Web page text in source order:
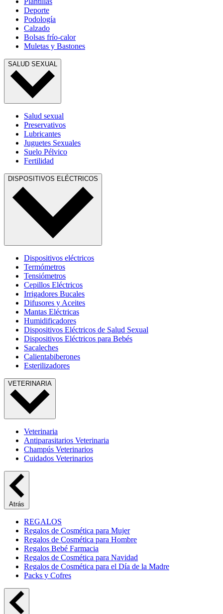
Deporte
Podología
Calzado
Bolsas frío-calor
Muletas y Bastones
SALUD SEXUAL
Salud sexual
Preservativos
Lubricantes
Juguetes Sexuales
Suelo Pélvico
Fertilidad
DISPOSITIVOS ELÉCTRICOS
Dispositivos eléctricos
Termómetros
Tensiómetros
Cepillos Eléctricos
Irrigadores Bucales
Difusores y Aceites
Mantas Eléctricas
Humidificadores
Dispositivos Eléctricos de Salud Sexual
Dispositivos Eléctricos para Bebés
Sacaleches
Calientabiberones
Esterilizadores
VETERINARIA
Veterinaria
Antiparasitarios Veterinaria
Champús Veterinarios
Cuidados Veterinarios
Atrás
REGALOS
Regalos de Cosmética para Mujer
Regalos de Cosmética para Hombre
Regalos Bebé Farmacia
Regalos de Cosmética para Navidad
Regalos de Cosmética para el Día de la Madre
Packs y Cofres